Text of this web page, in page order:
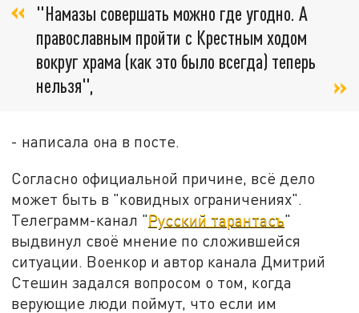
"Намазы совершать можно где угодно. А
православным пройти с Крестным ходом
вокруг храма (как это было всегда) теперь
нельзя",
- написала она в посте.
Согласно официальной причине, всё дело
может быть в "ковидных ограничениях".
Телеграмм-канал "Русский тарантасъ"
выдвинул своё мнение по сложившейся
ситуации. Военкор и автор канала Дмитрий
Стешин задался вопросом о том, когда
верующие люди поймут, что если им